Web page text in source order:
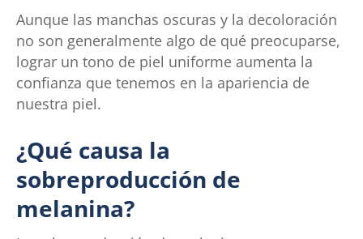
Aunque las manchas oscuras y la decoloración
no son generalmente algo de qué preocuparse,
lograr un tono de piel uniforme aumenta la
confianza que tenemos en la apariencia de
nuestra piel.
¿Qué causa la
sobreproducción de
melanina?